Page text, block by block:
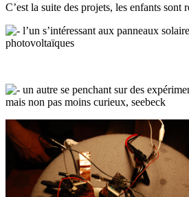
C’est la suite des projets, les enfants sont
l’un s’intéressant aux panneaux
photovoltaïques
un autre se penchant sur des
mais non pas moins curieux, seebeck